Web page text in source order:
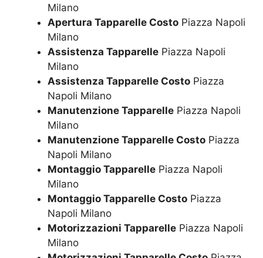
Milano
Apertura Tapparelle Costo Piazza Napoli
Milano
Assistenza Tapparelle Piazza Napoli
Milano
Assistenza Tapparelle Costo Piazza
Napoli Milano
Manutenzione Tapparelle Piazza Napoli
Milano
Manutenzione Tapparelle Costo Piazza
Napoli Milano
Montaggio Tapparelle Piazza Napoli
Milano
Montaggio Tapparelle Costo Piazza
Napoli Milano
Motorizzazioni Tapparelle Piazza Napoli
Milano